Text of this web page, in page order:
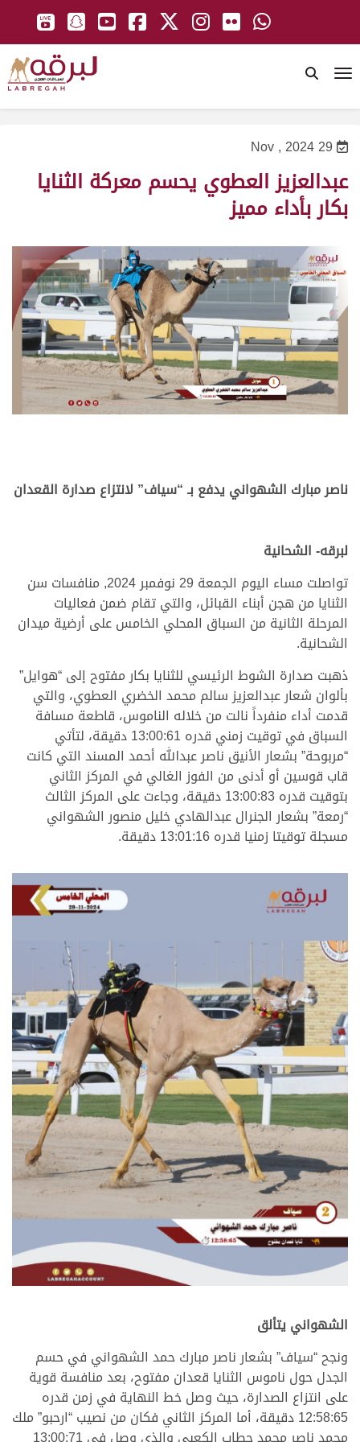
29 Nov , 2024
عبدالعزيز العطوي يحسم معركة الثنايا
بكار بأداء مميز
ناصر مبارك الشهواني يدفع بـ “سياف” لانتزاع صدارة القعدان
لبرقه- الشحانية
تواصلت مساء اليوم الجمعة 29 نوفمبر 2024, منافسات سن
الثنايا من هجن أبناء القبائل، والتي تقام ضمن فعاليات
المرحلة الثانية من السباق المحلي الخامس على أرضية ميدان
الشحانية.
ذهبت صدارة الشوط الرئيسي للثنايا بكار مفتوح إلى “هوايل”
بألوان شعار عبدالعزيز سالم محمد الخضري العطوي، والتي
قدمت أداء منفرداً نالت من خلاله الناموس، قاطعة مسافة
السباق في توقيت زمني قدره 13:00:61 دقيقة، لتأتي
“مربوحة” بشعار الأنيق ناصر عبدالله أحمد المسند التي كانت
قاب قوسين أو أدنى من الفوز الغالي في المركز الثاني
بتوقيت قدره 13:00:83 دقيقة، وجاءت على المركز الثالث
“رمعة” بشعار الجنرال عبدالهادي خليل منصور الشهواني
مسجلة توقيتا زمنيا قدره 13:01:16 دقيقة.
الشهواني يتألق
ونجح “سياف” بشعار ناصر مبارك حمد الشهواني في حسم
الجدل حول ناموس الثنايا قعدان مفتوح، بعد منافسة قوية
على انتزاع الصدارة، حيث وصل خط النهاية في زمن قدره
12:58:65 دقيقة، أما المركز الثاني فكان من نصيب “ارحبو” ملك